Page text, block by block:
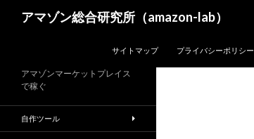
アマゾン総合研究所（amazon-lab）
サイトマップ
プライバシーポリシー
アマゾンマーケットプレイス
で稼ぐ
自作ツール